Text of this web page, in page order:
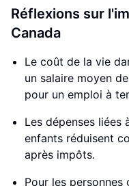
Réflexions sur
Canada
Le coût de la vie
un salaire moyen
pour un emploi à
Les dépenses liées
enfants réduisent
après impôts.
Pour les personnes